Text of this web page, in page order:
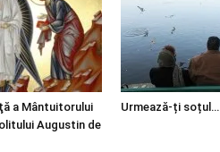
a Mântuitorului
Augustin de
Urmează-ți soțul…